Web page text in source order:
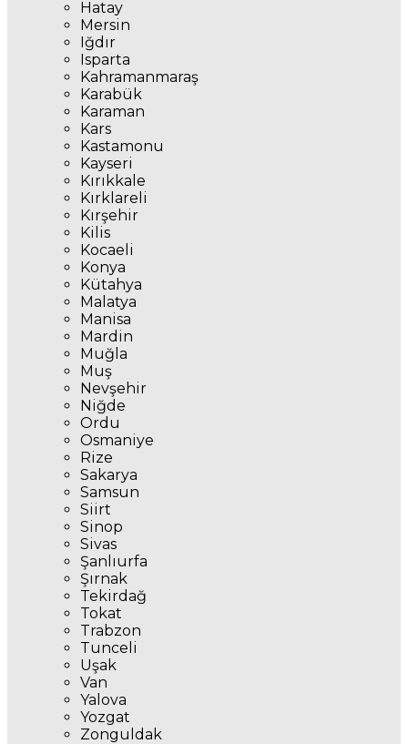
Hatay
Mersin
Iğdır
Isparta
Kahramanmaraş
Karabük
Karaman
Kars
Kastamonu
Kayseri
Kırıkkale
Kırklareli
Kırşehir
Kilis
Kocaeli
Konya
Kütahya
Malatya
Manisa
Mardin
Muğla
Muş
Nevşehir
Niğde
Ordu
Osmaniye
Rize
Sakarya
Samsun
Siirt
Sinop
Sivas
Şanlıurfa
Şırnak
Tekirdağ
Tokat
Trabzon
Tunceli
Uşak
Van
Yalova
Yozgat
Zonguldak